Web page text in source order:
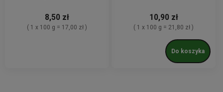
8,50 zł
( 1 x 100 g = 17,00 zł )
10,90 zł
( 1 x 100 g = 21,80 zł )
Do koszyka